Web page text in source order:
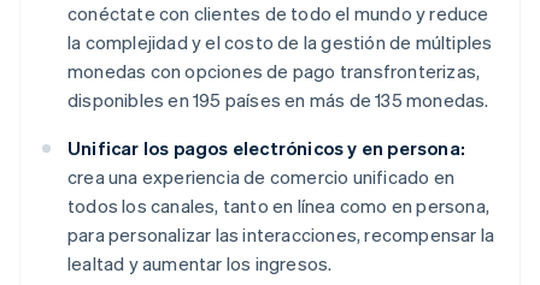
conéctate con clientes de todo el mundo y reduce
la complejidad y el costo de la gestión de múltiples
monedas con opciones de pago transfronterizas,
disponibles en 195 países en más de 135 monedas.
Unificar los pagos electrónicos y en persona:
crea una experiencia de comercio unificado en
todos los canales, tanto en línea como en persona,
para personalizar las interacciones, recompensar la
lealtad y aumentar los ingresos.